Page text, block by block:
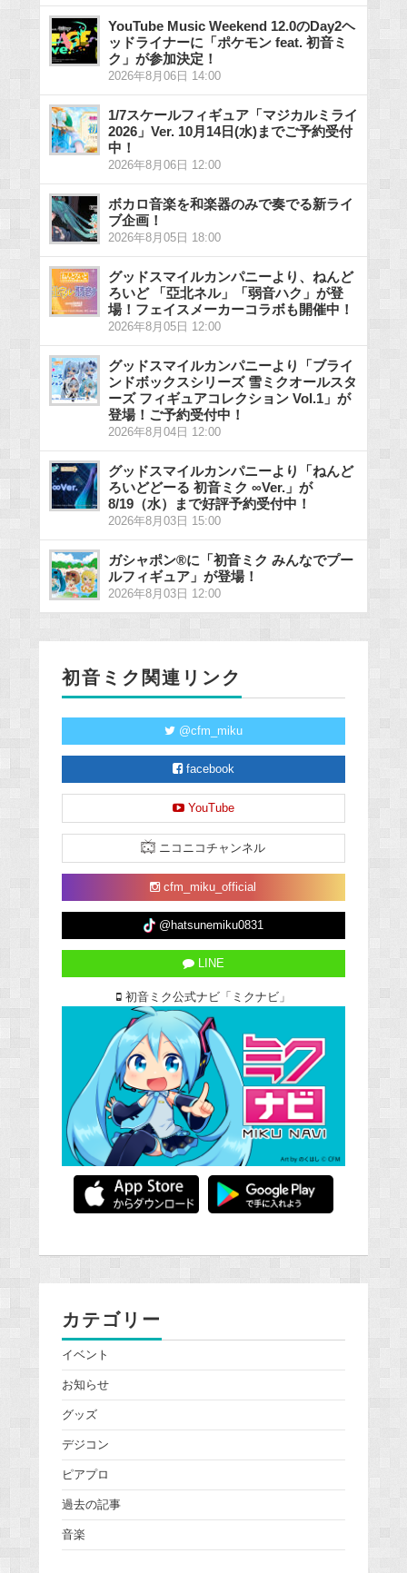
YouTube Music Weekend 12.0のDay2ヘ
ッドライナーに「ポケモン feat. 初音ミ
ク」が参加決定！
2026年8月06日 14:00
1/7スケールフィギュア「マジカルミライ
2026」Ver. 10月14日(水)までご予約受付
中！
2026年8月06日 12:00
ボカロ音楽を和楽器のみで奏でる新ライ
ブ企画！
2026年8月05日 18:00
グッドスマイルカンパニーより、ねんど
ろいど 「亞北ネル」「弱音ハク」が登
場！フェイスメーカーコラボも開催中！
2026年8月05日 12:00
グッドスマイルカンパニーより「ブライ
ンドボックスシリーズ 雪ミクオールスタ
ーズ フィギュアコレクション Vol.1」が
登場！ご予約受付中！
2026年8月04日 12:00
グッドスマイルカンパニーより「ねんど
ろいどどーる 初音ミク ∞Ver.」が
8/19（水）まで好評予約受付中！
2026年8月03日 15:00
ガシャポン®に「初音ミク みんなでプー
ルフィギュア」が登場！
2026年8月03日 12:00
初音ミク関連リンク
@cfm_miku
facebook
YouTube
ニコニコチャンネル
cfm_miku_official
@hatsunemiku0831
LINE
初音ミク公式ナビ「ミクナビ」
カテゴリー
イベント
お知らせ
グッズ
デジコン
ピアプロ
過去の記事
音楽